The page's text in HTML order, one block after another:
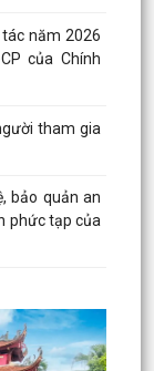
tác năm 2026
của Chính
tham gia
bảo quản an
phức tạp của
quả Công
tật và các